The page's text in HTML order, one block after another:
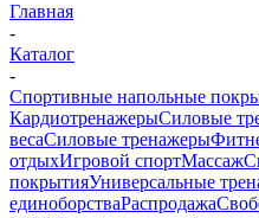
Главная
-
Каталог
-
Спортивные напольные
КардиотренажерыСиловые
весаСиловые тренажеры
отдыхИгровой спортМассаж
покрытияУниверсальные
единоборстваРаспродажа